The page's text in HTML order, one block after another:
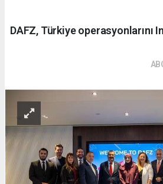
DAFZ, Türkiye operasyonlarını